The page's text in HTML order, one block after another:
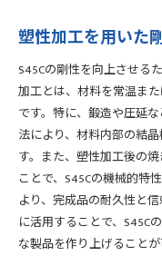
最適な形状
高剛性を実
製造プロセ
試作とフィ
最終製品の
塑性加工を用いた
S45Cの剛性を向上させる
加工とは、材料を常温ま
です。特に、鍛造や圧延
法により、材料内部の結
す。また、塑性加工後の
ことで、S45Cの機械的特
より、完成品の耐久性と
に活用することで、S45C
な製品を作り上げることが